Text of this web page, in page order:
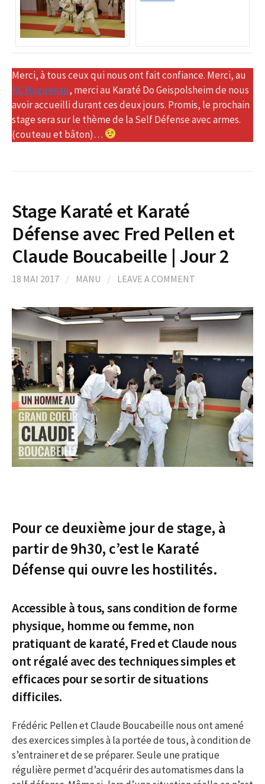
Merci, à tous ceux qui nous ont fait confiance. Merci, au
KC Haguenau, merci au Karaté Do Geispolsheim de nous
avoir accueilli durant ces deux jours. Promis, le prochain
stage sera sur le thème de la Self Défense avec armes.
(couteau et bâton)…
Stage Karaté et Karaté
Défense avec Fred Pellen et
Claude Boucabeille | Jour 2
18 MAI 2017 / MANU / LEAVE A COMMENT
Pour ce deuxième jour de stage, à
partir de 9h30, c’est le Karaté
Défense qui ouvre les hostilités.
Accessible à tous, sans condition de forme
physique, homme ou femme, non
pratiquant de karaté, Fred et Claude nous
ont régalé avec des techniques simples et
efficaces pour se sortir de situations
difficiles.
Frédéric Pellen et Claude Boucabeille nous ont amené
des exercices simples à la portée de tous, à condition de
s’entrainer et de se préparer. Seule une pratique
régulière permet d’acquérir des automatismes dans la